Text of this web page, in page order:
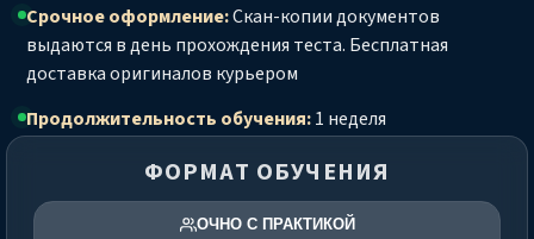
Срочное оформление:Скан-копии документов
выдаются в день прохождения теста. Бесплатная
доставка оригиналов курьером
Продолжительность обучения:1 неделя
ФОРМАТ ОБУЧЕНИЯ
ОЧНО С ПРАКТИКОЙ